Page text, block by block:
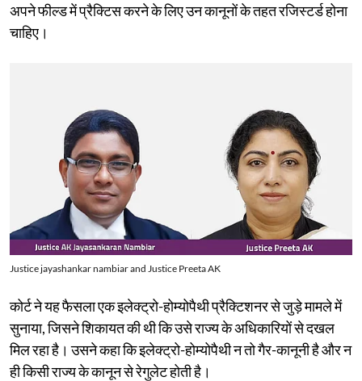
अपने फील्ड में प्रैक्टिस करने के लिए उन कानूनों के तहत रजिस्टर्ड होना
चाहिए।
Justice jayashankar nambiar and Justice Preeta AK
कोर्ट ने यह फैसला एक इलेक्ट्रो-होम्योपैथी प्रैक्टिशनर से जुड़े मामले में
सुनाया, जिसने शिकायत की थी कि उसे राज्य के अधिकारियों से दखल
मिल रहा है। उसने कहा कि इलेक्ट्रो-होम्योपैथी न तो गैर-कानूनी है और न
ही किसी राज्य के कानून से रेगुलेट होती है।